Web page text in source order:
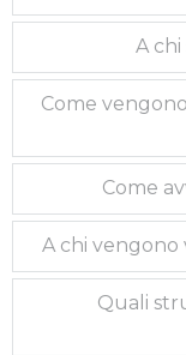
A chi
Come
Come
A chi vengono
Quali